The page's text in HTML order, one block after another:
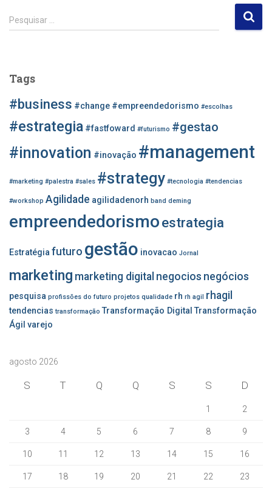
P
e
a
r
o
Pesquisar …
Tags
#business #change #empreendedorismo #escolhas
#estrategia #fastfoward #futurismo #gestao
#innovation #inovação #management
#marketing #palestra #sales #strategy #tecnologia #tendencias
#workshop Agilidade agilidadenorh band deming
empreendedorismoestrategia
Estratégiafuturo gestão inovacao Jornal
marketing marketing digital negocios negócios
pesquisa profissões do futuro projetos qualidade rh rh agil rhagil
tendencias transformação Transformação Digital Transformação
Ágil varejo
agosto 2026
S T Q Q S S D
1 2
3 4 5 6 7 8 9
10 11 12 13 14 15 16
17 18 19 20 21 22 23